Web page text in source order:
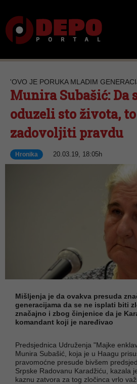
'OVO JE PORUKA MLADIM
Munira Subašić: Da
oduzeli sto života,
zadovoljiti pravdu
Hronika 20.03.19, 18:05h
Mišljenja je da ovakva presuda
generacijama da se ne isplati biti
značajno i zbog činjenice da je
komandant koji je naređivao
Predsjednica Udruženja "Majke
Munira Subašić, koja je u Haagu
pravomoćne presude bivšem
Srpske Radovanu Karadžiću, kazala
kaznu zatvora za tog zločinca vrlo